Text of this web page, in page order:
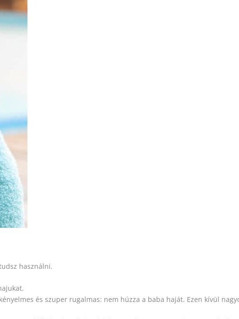
használni.
és szuper rugalmas: nem húzza a baba haját. Ezen kívül